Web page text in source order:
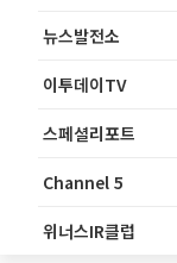
뉴스발전소
이투데이TV
스페셜리포트
Channel 5
위너스IR클럽